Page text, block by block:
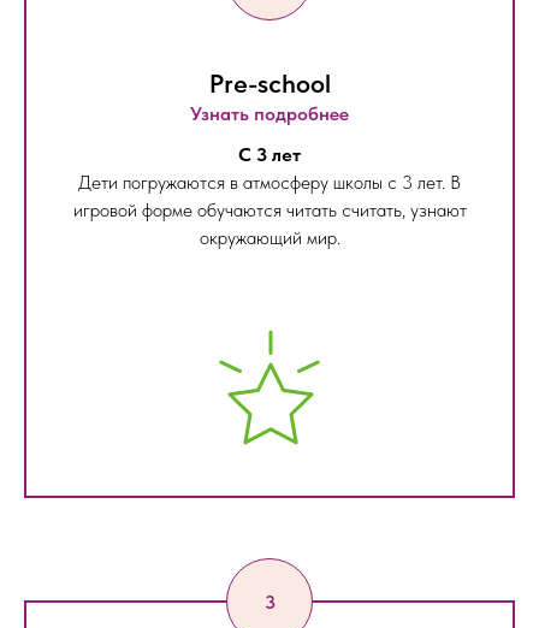
Pre-school
Узнать подробнее
С 3 лет
Дети погружаются в атмосферу школы с 3 лет. В
игровой форме обучаются читать считать, узнают
окружающий мир.